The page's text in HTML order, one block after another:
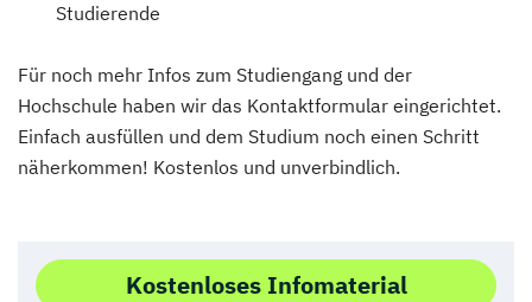
Studierende
Für noch mehr Infos zum Studiengang und der
Hochschule haben wir das Kontaktformular eingerichtet.
Einfach ausfüllen und dem Studium noch einen Schritt
näherkommen! Kostenlos und unverbindlich.
Kostenloses Infomaterial